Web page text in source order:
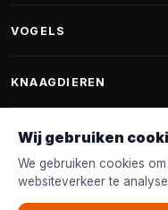
Fantail hondenmanden
Hondenspeelgoed
Halsband & Lijn
Shampoo & Verzorging
Krabpalen voor Maine Coon
Kattenmanden
VOGELS
Vogelvoer binnenvogels
Voederhuisjes
Nestkastjes & Nesting
Tuinvogelvoer
KNAAGDIEREN
Knaagdierenvoer
Accessoires
KLANTENSERVICE
Wij gebruiken
We gebruiken cookies
websiteverkeer te